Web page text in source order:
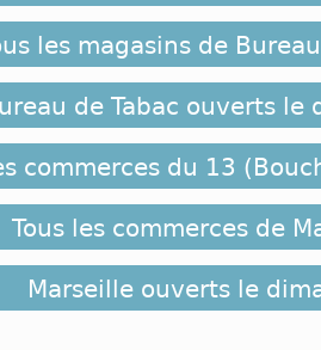
les magasins de
de Tabac ouverts le
commerces du 13
Tous les commerces de
Marseille ouverts le